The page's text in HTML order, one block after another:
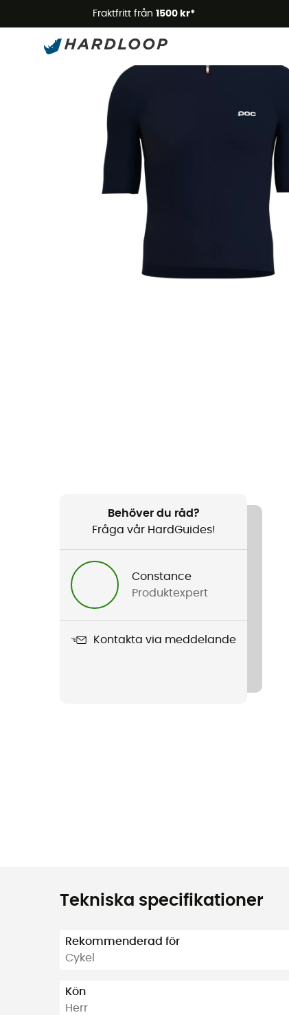
Fraktfritt från 1500 kr*
Behöver du råd?
Fråga vår HardGuides!
Constance
Produktexpert
Kontakta via meddelande
Tekniska specifikationer
Rekommenderad för
Cykel
Kön
Herr